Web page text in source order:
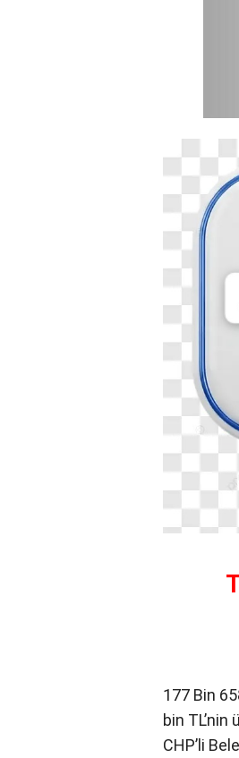
177 Bin
bin TL’nin
CHP’li